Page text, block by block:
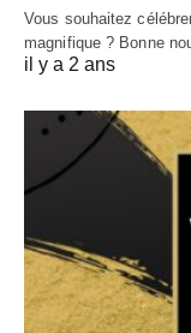
Vous souhaitez
magnifique ? Bonne
il y a 2 ans